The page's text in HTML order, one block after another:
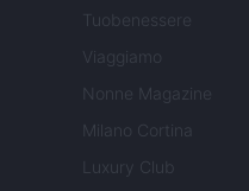
Tuobenessere
Viaggiamo
Nonne Magazine
Milano Cortina
Luxury Club